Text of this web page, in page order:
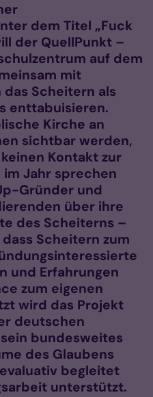
dem Titel „Fuck
der QuellPunkt –
auf dem
mit
Scheitern als
enttabuisieren.
Kirche an
sichtbar werden,
Kontakt zur
Jahr sprechen
Gründer und
über ihre
des Scheiterns –
Scheitern zum
und Erfahrungen
zum eigenen
wird das Projekt
deutschen
bundesweites
des Glaubens
begleitet
unterstützt.